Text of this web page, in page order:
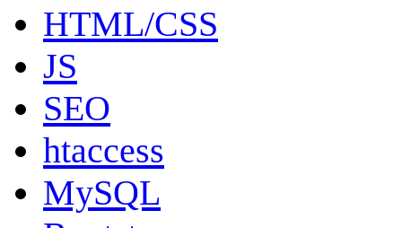
HTML/CSS
JS
SEO
htaccess
MySQL